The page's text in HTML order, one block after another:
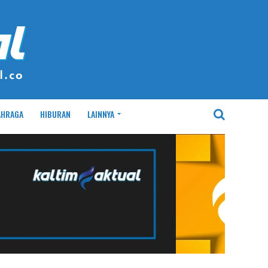
HIBURAN LAINNYA